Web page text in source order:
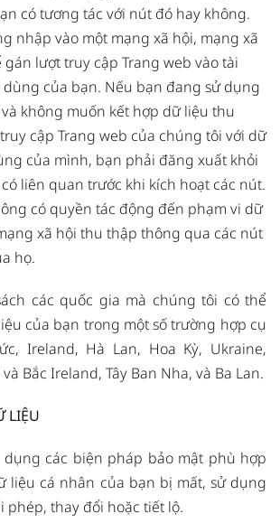
có tương tác với nút đó hay không.
nhập vào một mạng xã hội, mạng xã
gán lượt truy cập Trang web vào tài
của bạn. Nếu bạn đang sử dụng
không muốn kết hợp dữ liệu thu
cập Trang web của chúng tôi với dữ
của mình, bạn phải đăng xuất khỏi
liên quan trước khi kích hoạt các nút.
có quyền tác động đến phạm vi dữ
xã hội thu thập thông qua các nút
họ.
các quốc gia mà chúng tôi có thể
của bạn trong một số trường hợp cụ
Ireland, Hà Lan, Hoa Kỳ, Ukraine,
Bắc Ireland, Tây Ban Nha, và Ba Lan.
LIỆU
các biện pháp bảo mật phù hợp
liệu cá nhân của bạn bị mất, sử dụng
phép, thay đổi hoặc tiết lộ.